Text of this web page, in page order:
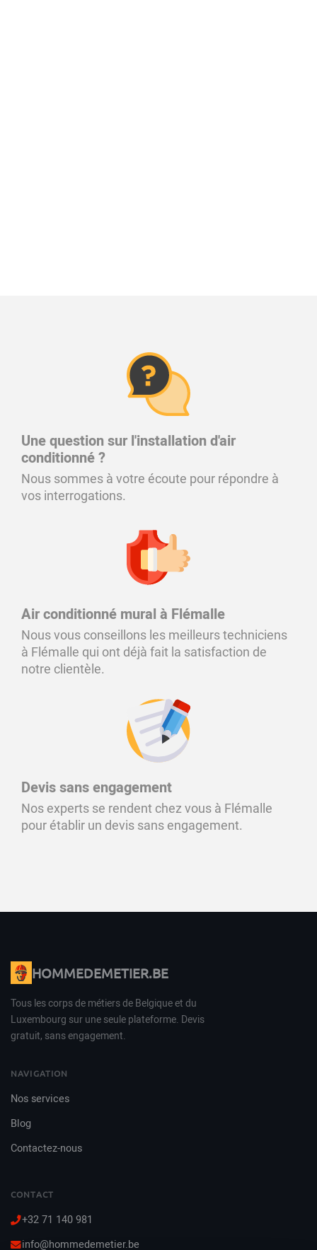
Une question sur l'installation d'air
conditionné ?
Nous sommes à votre écoute pour répondre à
vos interrogations.
Air conditionné mural à Flémalle
Nous vous conseillons les meilleurs techniciens
à Flémalle qui ont déjà fait la satisfaction de
notre clientèle.
Devis sans engagement
Nos experts se rendent chez vous à Flémalle
pour établir un devis sans engagement.
HOMMEDEMETIER.BE
Tous les corps de métiers de Belgique et du
Luxembourg sur une seule plateforme. Devis
gratuit, sans engagement.
NAVIGATION
Nos services
Blog
Contactez-nous
CONTACT
+32 71 140 981
info@hommedemetier.be